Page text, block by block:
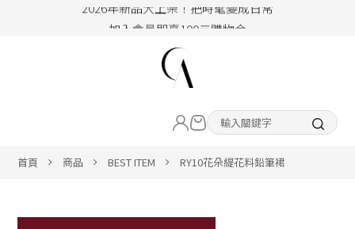
加入會員即享100元購物金
2026年新品大上架！把時髦變成日常
加入會員即享100元購物金
首頁 商品 BEST ITEM RY10花朵緹花料鉛筆裙